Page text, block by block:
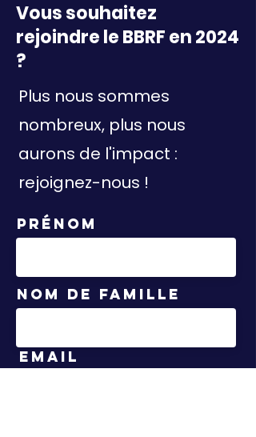
Vous souhaitez
rejoindre le BBRF en 2024
?
Plus nous sommes
nombreux, plus nous
aurons de l'impact :
rejoignez-nous !
Prénom
Nom de famille
Email